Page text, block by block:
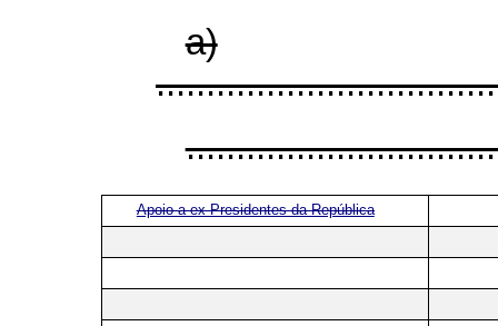
a)
Apoio a ex-Presidentes da República